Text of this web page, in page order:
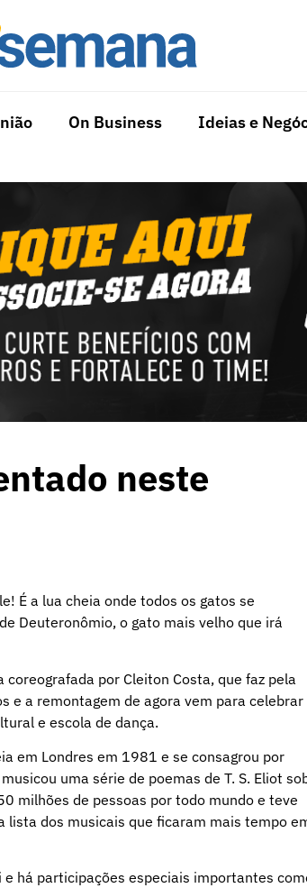
On Business Ideias e
neste
É a lua cheia onde todos os gatos se
Deuteronômio, o gato mais velho que irá
por Cleiton Costa, que faz pela
e a remontagem de agora vem para celebrar
e escola de dança.
em Londres em 1981 e se consagrou por
uma série de poemas de T. S. Eliot
milhões de pessoas por todo mundo e teve
lista dos musicais que ficaram mais tempo
e há participações especiais importantes